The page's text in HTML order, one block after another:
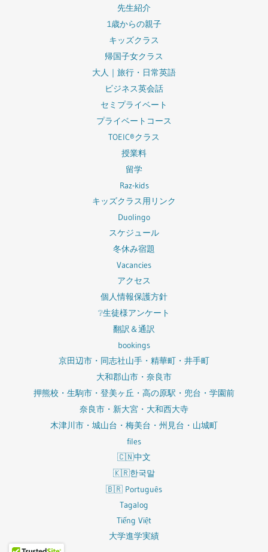
先生紹介
1歳からの親子
キッズクラス
帰国子女クラス
大人｜旅行・日常英語
ビジネス英会話
セミプライベート
プライベートコース
TOEIC®クラス
授業料
留学
Raz-kids
キッズクラス用リンク
Duolingo
スケジュール
冬休み宿題
Vacancies
アクセス
個人情報保護方針
❔生徒様アンケート
翻訳＆通訳
bookings
京田辺市・同志社山手・精華町・井手町
大和郡山市・奈良市
押熊校・生駒市・登美ヶ丘・高の原駅・兜台・学園前
奈良市・新大宮・大和西大寺
木津川市・城山台・梅美台・州見台・山城町
files
🇨🇳中文
🇰🇷한국말
🇧🇷 Português
Tagalog
Tiếng Việt
大学進学実績